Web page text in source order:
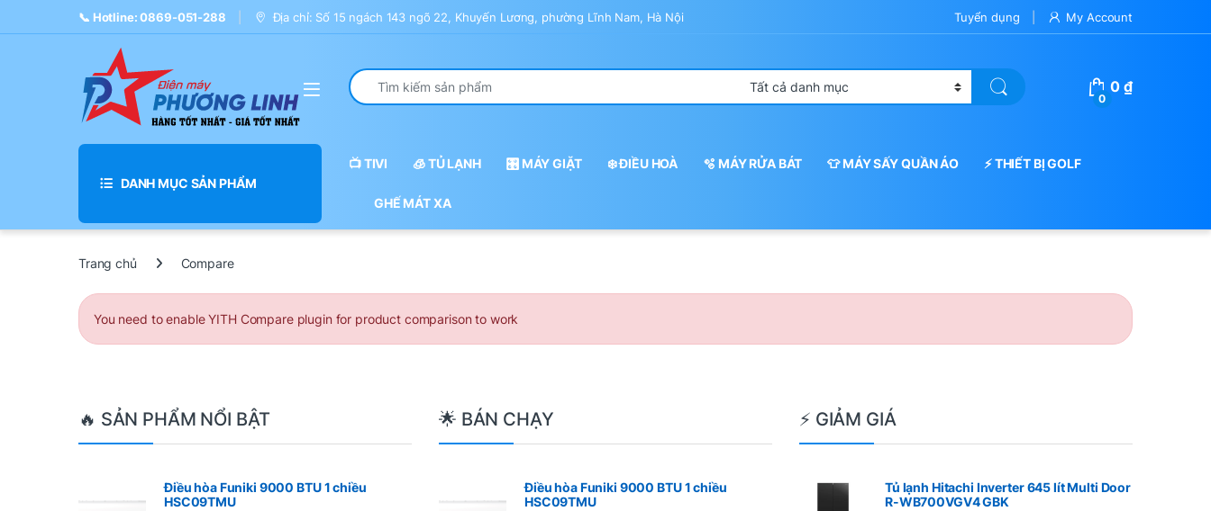
Skip to navigation
Skip to content📞 Hotline: 0869-051-288 Địa chỉ: Số 15 ngách 143 ngõ 22, Khuyến Lương, phường Lĩnh Nam, Hà Nội Tuyển dụng My Account
Search for:
0
0₫
DANH MỤC SẢN PHẨM
📺 TIVI 🧊 TỦ LẠNH 🎛️ MÁY GIẶT ❄️ ĐIỀU HOÀ 🫧 MÁY RỬA BÁT 👕 MÁY SẤY QUẦN ÁO ⚡ THIẾT BỊ GOLF
GHẾ MÁT XA
Trang chủ Compare
You need to enable YITH Compare plugin for product comparison to work
Brands Carousel
🔥 SẢN PHẨM NỔI BẬT
Điều hòa Funiki 9000 BTU 1 chiều
HSC09TMU
🌟 BÁN CHẠY
Điều hòa Funiki 9000 BTU 1 chiều
HSC09TMU
⚡ GIẢM GIÁ
Tủ lạnh Hitachi Inverter 645 lít Multi Door
R-WB700VGV4 GBK